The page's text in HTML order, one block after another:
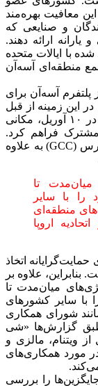
معافیت بهره‌مند
و صنایعی که
یارانه ارائه دهند.
با ایالات متحده
منطقه‌ای آسه‌آن
پلتفرم آسه‌آن برای
این زمینه از قبل
آغاز شده است. نشست وزرای دارایی آسه‌آن در ۱۰ آوریل، مکانی
فراهم کرد.
اجلاس آینده آسه‌آن و شورای همکاری خلیج فارس (GCC) به علاوه
میان‌مدت تا
را با سایر
منطقه‌ای
اروپا
اتخاذ
بنابراین، علاوه بر
میان‌مدت تا
با سایر کشورهای
شورای همکاری
طبق گزارش‌ها «شی
ویتنام، مالزی و
مورد همکاری‌های
را بررسی